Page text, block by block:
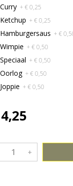
Curry + € 0,25
Ketchup + € 0,25
Hamburgersaus + €
Wimpie + € 0,50
Speciaal + € 0,50
Oorlog + € 0,50
Joppie + € 0,50
+